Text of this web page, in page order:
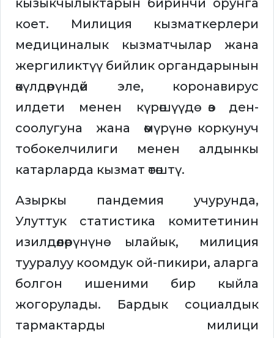
кызыкчылыктарын биринчи орунга
коет. Милиция кызматкерлери
медициналык кызматчылар жана
жергиликтүү бийлик органдарынын
өкүлдөрүндөй эле, коронавирус
илдети менен күрөшүүдө өз ден-
соолугуна жана өмүрүнө коркунуч
тобокелчилиги менен алдынкы
катарларда кызмат өтөштү.
Азыркы пандемия учурунда,
Улуттук статистика комитетинин
изилдөөлөрүнүнө ылайык, милиция
тууралуу коомдук ой-пикири, аларга
болгон ишеними бир кыйла
жогорулады. Бардык социалдык
тармактарды милици